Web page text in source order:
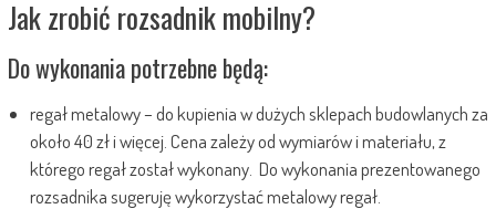
Jak zrobić rozsadnik mobilny?
Do wykonania potrzebne będą:
regał metalowy – do kupienia w dużych sklepach budowlanych za
około 40 zł i więcej. Cena zależy od wymiarów i materiału, z
którego regał został wykonany. Do wykonania prezentowanego
rozsadnika sugeruję wykorzystać metalowy regał.